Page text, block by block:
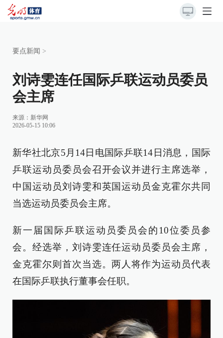
要点新闻 >
刘诗雯连任国际乒联运动员委员
会主席
来源： 新华网
2026-05-15 10:06
新华社北京5月14日电国际乒联14日消息，国际
乒联运动员委员会召开会议并进行主席选举，
中国运动员刘诗雯和英国运动员金克霍尔共同
当选运动员委员会主席。
新一届国际乒联运动员委员会的10位委员参
会。经选举，刘诗雯连任运动员委员会主席，
金克霍尔则首次当选。两人将作为运动员代表
在国际乒联执行董事会任职。